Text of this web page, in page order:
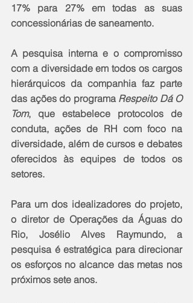
17% para 27% em todas as suas
concessionárias de saneamento.
A pesquisa interna e o compromisso
com a diversidade em todos os cargos
hierárquicos da companhia faz parte
das ações do programa Respeito Dá O
Tom, que estabelece protocolos de
conduta, ações de RH com foco na
diversidade, além de cursos e debates
oferecidos às equipes de todos os
setores.
Para um dos idealizadores do projeto,
o diretor de Operações da Águas do
Rio, Josélio Alves Raymundo, a
pesquisa é estratégica para direcionar
os esforços no alcance das metas nos
próximos sete anos.